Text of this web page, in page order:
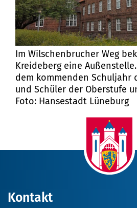
Im Wilschenbrucher Weg
Kreideberg eine
dem kommenden Schuljahr
und Schüler der Oberstufe
Foto: Hansestadt Lüneburg
Kontakt